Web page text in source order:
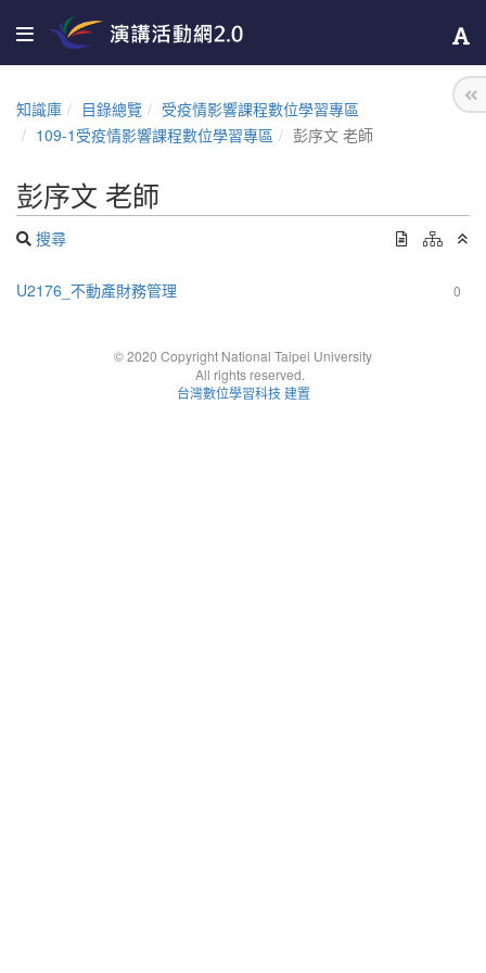
知識庫 目錄總覽
受疫情影響課程數位學習專區
109-1受疫情影響課程數位學習專區
彭序文 老師
彭序文 老師
搜尋
0
U2176_不動產財務管理
© 2020 Copyright National Taipei University
All rights reserved.
台灣數位學習科技 建置